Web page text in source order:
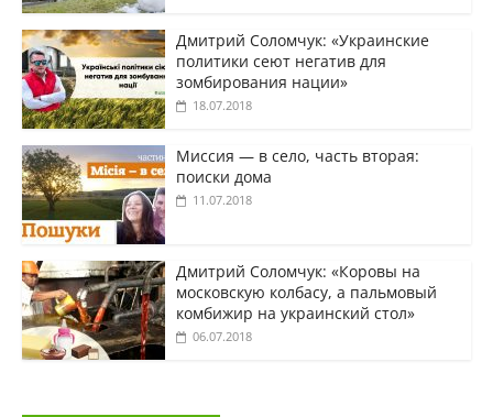
Дмитрий Соломчук: «Украинские
политики сеют негатив для
зомбирования нации»
18.07.2018
Миссия — в село, часть вторая:
поиски дома
11.07.2018
Дмитрий Соломчук: «Коровы на
московскую колбасу, а пальмовый
комбижир на украинский стол»
06.07.2018